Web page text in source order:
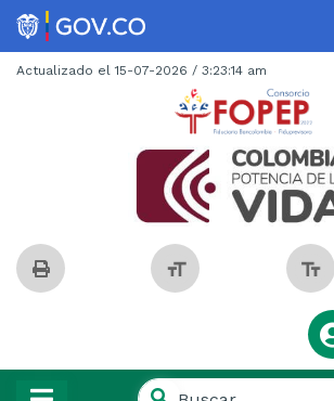
Actualizado el 15-07-2026 / 3:23:14 am
Buscar